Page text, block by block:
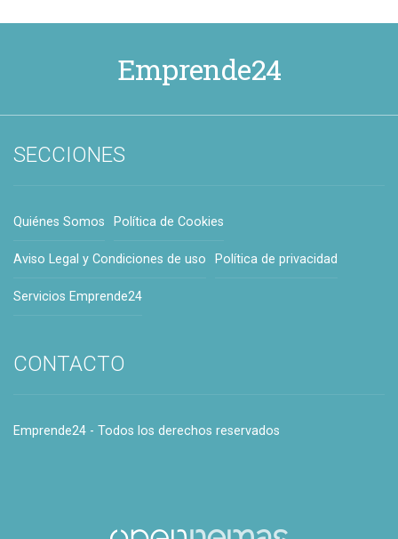
Emprende24
SECCIONES
Quiénes Somos Política de Cookies
Aviso Legal y Condiciones de uso Política de privacidad
Servicios Emprende24
CONTACTO
Emprende24 - Todos los derechos reservados